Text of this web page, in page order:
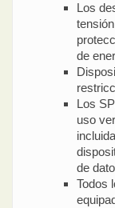
Los
de
Los
uso
de
Todos